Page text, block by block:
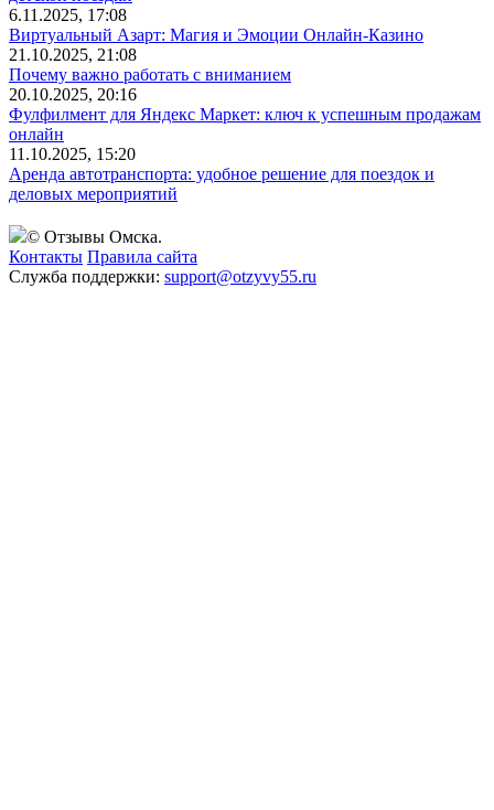
6.11.2025, 17:08
Виртуальный Азарт: Магия и Эмоции Онлайн-Казино
21.10.2025, 21:08
Почему важно работать с вниманием
20.10.2025, 20:16
Фулфилмент для Яндекс Маркет: ключ к успешным продажам
онлайн
11.10.2025, 15:20
Аренда автотранспорта: удобное решение для поездок и
деловых мероприятий
© Отзывы Омска.
Контакты Правила сайта
Служба поддержки: support@otzyvy55.ru